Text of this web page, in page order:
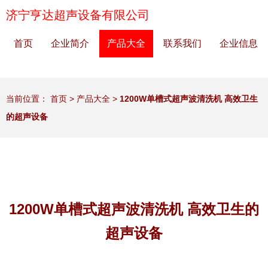
济宁亨达超声设备有限公司
首页 企业简介 产品大全 联系我们 企业信息
当前位置： 首页 > 产品大全 > 1200W单槽式超声波清洗机 高效卫生
的超声设备
1200W单槽式超声波清洗机 高效卫生的
超声设备